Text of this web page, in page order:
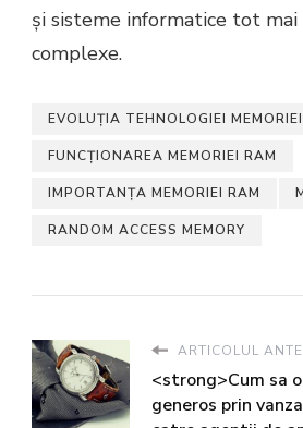
și sisteme informatice tot mai
complexe.
EVOLUȚIA TEHNOLOGIEI
FUNCȚIONAREA MEMORIEI RAM
IMPORTANȚA MEMORIEI RAM
RANDOM ACCESS MEMORY
ARTICOLUL
<strong>Cum sa
generos prin